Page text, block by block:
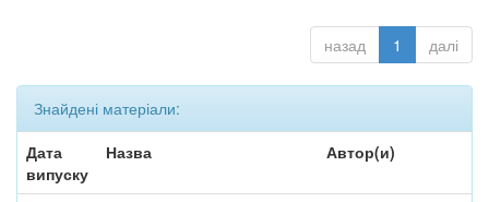
назад 1 далі
Знайдені матеріали:
Дата
випуску
Назва Автор(и)